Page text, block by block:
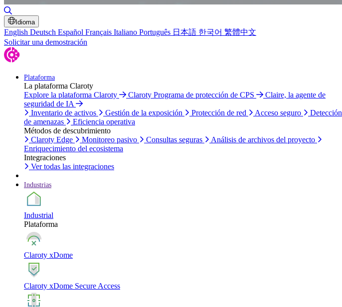
Idioma
English Deutsch Español Français Italiano Português 日本語 한국어 繁體中文
Solicitar una demostración
Plataforma
La plataforma Claroty
Explore la plataforma Claroty
Claroty Programa de protección de CPS
Claire, la agente de
seguridad de IA
Inventario de activos
Gestión de la exposición Protección de red Acceso seguro
Detección
de amenazas
Eficiencia operativa
Métodos de descubrimiento
Claroty Edge
Monitoreo pasivo Consultas seguras
Análisis de archivos del proyecto
Enriquecimiento del ecosistema
Integraciones
Ver todas las integraciones
Industrias
Industrial
Plataforma
Claroty xDome
Claroty xDome Secure Access